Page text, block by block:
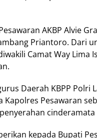
AKBP Alvie
Priantoro. Dari
Camat Way Lima
Daerah KBPP Polri
Kapolres Pesawaran
kepada Bupati